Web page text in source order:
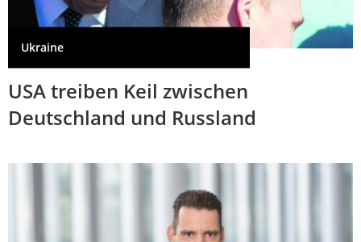
Ukraine
USA treiben Keil zwischen
Deutschland und Russland